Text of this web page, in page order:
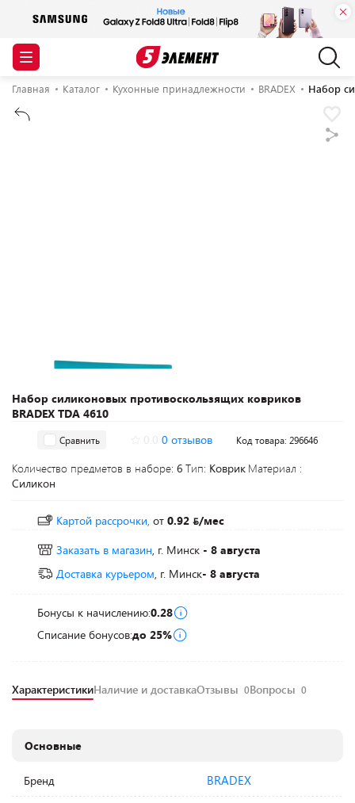
Главная Каталог Кухонные принадлежности BRADEX Набор
Набор силиконовых противоскользящих ковриков
BRADEX TDA 4610
Сравнить 0 отзывов Код товара: 296646
Количество предметов в наборе: 6 Тип: Коврик Материал :
Силикон
Картой рассрочки, от 0.92
/мес
Заказать в магазин, г. Минск - 8 августа
Доставка курьером, г. Минск- 8 августа
Бонусы к начислению:0.28
Списание бонусов:до 25%
ХарактеристикиНаличие и доставкаОтзывы 0Вопросы 0
Основные
Бренд BRADEX